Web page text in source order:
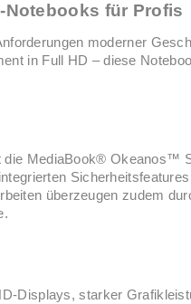
für Profis
moderner
in Full HD – diese
die MediaBook® Okeanos™
überzeugen zudem
Displays, starker